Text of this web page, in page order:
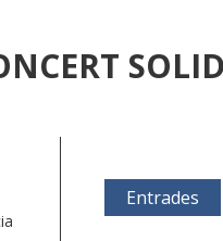
Entrades